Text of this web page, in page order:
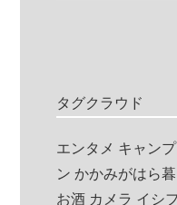
タグクラウド
エンタメ キャンプ
ン かかみがはら
お酒 カメラ イシ